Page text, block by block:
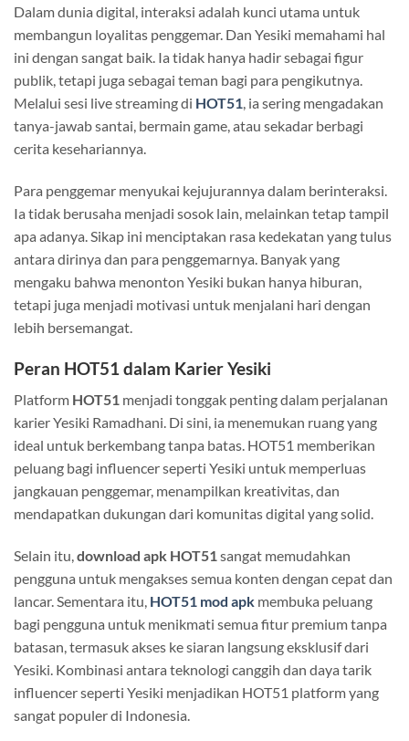
Dalam dunia digital, interaksi adalah kunci utama untuk
membangun loyalitas penggemar. Dan Yesiki memahami hal
ini dengan sangat baik. Ia tidak hanya hadir sebagai figur
publik, tetapi juga sebagai teman bagi para pengikutnya.
Melalui sesi live streaming di HOT51, ia sering mengadakan
tanya-jawab santai, bermain game, atau sekadar berbagi
cerita kesehariannya.
Para penggemar menyukai kejujurannya dalam berinteraksi.
Ia tidak berusaha menjadi sosok lain, melainkan tetap tampil
apa adanya. Sikap ini menciptakan rasa kedekatan yang tulus
antara dirinya dan para penggemarnya. Banyak yang
mengaku bahwa menonton Yesiki bukan hanya hiburan,
tetapi juga menjadi motivasi untuk menjalani hari dengan
lebih bersemangat.
Peran HOT51 dalam Karier Yesiki
Platform HOT51 menjadi tonggak penting dalam perjalanan
karier Yesiki Ramadhani. Di sini, ia menemukan ruang yang
ideal untuk berkembang tanpa batas. HOT51 memberikan
peluang bagi influencer seperti Yesiki untuk memperluas
jangkauan penggemar, menampilkan kreativitas, dan
mendapatkan dukungan dari komunitas digital yang solid.
Selain itu,download apk HOT51sangat memudahkan
pengguna untuk mengakses semua konten dengan cepat dan
lancar. Sementara itu, HOT51 mod apk membuka peluang
bagi pengguna untuk menikmati semua fitur premium tanpa
batasan, termasuk akses ke siaran langsung eksklusif dari
Yesiki. Kombinasi antara teknologi canggih dan daya tarik
influencer seperti Yesiki menjadikan HOT51 platform yang
sangat populer di Indonesia.